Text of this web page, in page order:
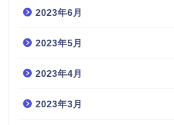
2023年6月
2023年5月
2023年4月
2023年3月